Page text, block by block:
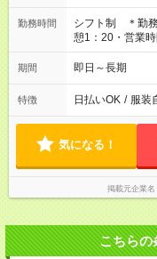
勤務時間
シフト制 ＊勤
憩1：20・営業
(10:30-19:30）
期間 即日～長期
特徴 日払いOK / 服装
気になる！
掲載元企業名
こちらの